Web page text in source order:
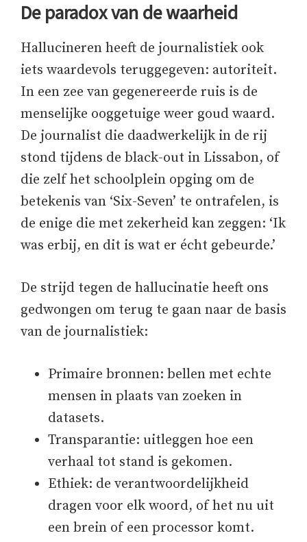
De paradox van de waarheid
Hallucineren heeft de journalistiek ook
iets waardevols teruggegeven: autoriteit.
In een zee van gegenereerde ruis is de
menselijke ooggetuige weer goud waard.
De journalist die daadwerkelijk in de rij
stond tijdens de black-out in Lissabon, of
die zelf het schoolplein opging om de
betekenis van ‘Six-Seven’ te ontrafelen, is
de enige die met zekerheid kan zeggen: ‘Ik
was erbij, en dit is wat er écht gebeurde.’
De strijd tegen de hallucinatie heeft ons
gedwongen om terug te gaan naar de basis
van de journalistiek:
Primaire bronnen: bellen met echte
mensen in plaats van zoeken in
datasets.
Transparantie: uitleggen hoe een
verhaal tot stand is gekomen.
Ethiek: de verantwoordelijkheid
dragen voor elk woord, of het nu uit
een brein of een processor komt.